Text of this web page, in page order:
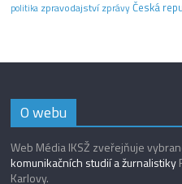
politika zpravodajstvízprávyČeská
O webu
Web Média IKSŽ zveřejňuje
komunikačních studií a žurnalistiky
Karlovy.